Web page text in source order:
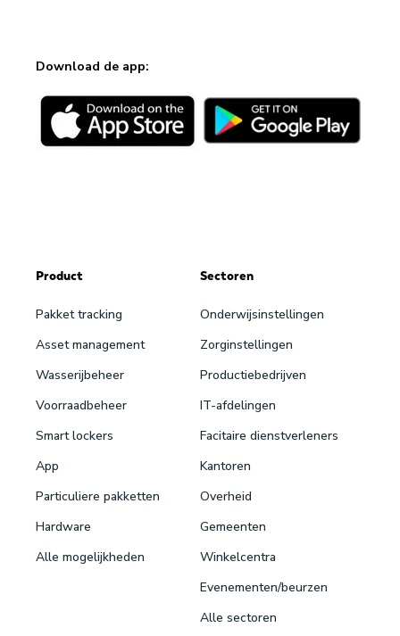
Download de app:
Product
Pakket tracking
Asset management
Wasserijbeheer
Voorraadbeheer
Smart lockers
App
Particuliere pakketten
Hardware
Alle mogelijkheden
Sectoren
Onderwijsinstellingen
Zorginstellingen
Productiebedrijven
IT-afdelingen
Facitaire dienstverleners
Kantoren
Overheid
Gemeenten
Winkelcentra
Evenementen/beurzen
Alle sectoren